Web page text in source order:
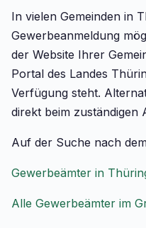
In vielen Gemeinden in
Gewerbeanmeldung
der Website Ihrer
Portal des Landes
Verfügung steht.
direkt beim zuständigen
Auf der Suche nach
Gewerbeämter in
Alle Gewerbeämter im